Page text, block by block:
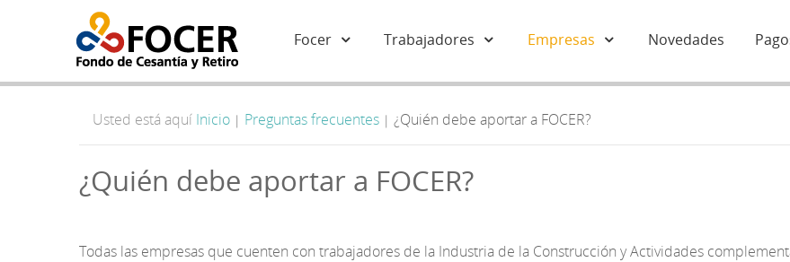
Focer Trabajadores Empresas Novedades
Usted está aquí Inicio | Preguntas frecuentes | ¿Quién debe aportar a FOCER?
¿Quién debe aportar a FOCER?
Todas las empresas que cuenten con trabajadores de la Industria de la Construcción y Actividades